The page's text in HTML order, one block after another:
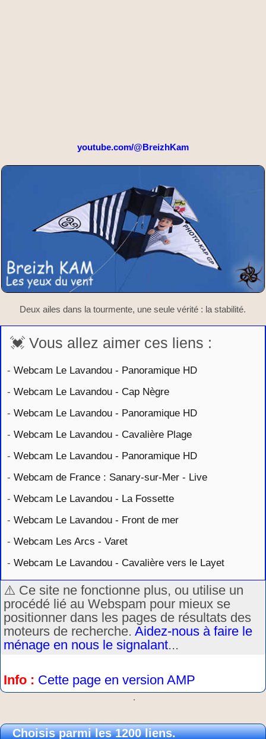
youtube.com/@BreizhKam
Deux ailes dans la tourmente, une seule vérité : la stabilité.
💓 Vous allez aimer ces liens :
- Webcam Le Lavandou - Panoramique HD
- Webcam Le Lavandou - Cap Nègre
- Webcam Le Lavandou - Panoramique HD
- Webcam Le Lavandou - Cavalière Plage
- Webcam Le Lavandou - Panoramique HD
- Webcam de France : Sanary-sur-Mer - Live
- Webcam Le Lavandou - La Fossette
- Webcam Le Lavandou - Front de mer
- Webcam Les Arcs - Varet
- Webcam Le Lavandou - Cavalière vers le Layet
⚠️ Ce site ne fonctionne plus, ou utilise un
procédé lié au Webspam pour mieux se
positionner dans les pages de résultats des
moteurs de recherche. Aidez-nous à faire le
ménage en nous le signalant...
Info : Cette page en version AMP
.
Choisis parmi les 1200 liens.